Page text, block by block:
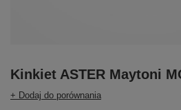
Kinkiet ASTER Maytoni
+ Dodaj do porównania